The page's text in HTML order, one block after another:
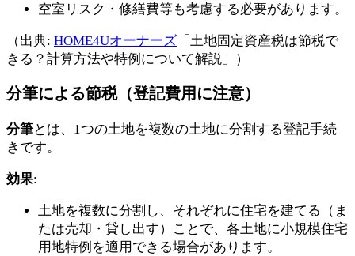
空室リスク・修繕費等も考慮する必要があります。
（出典: HOME4Uオーナーズ 「土地固定資産税は節税で
きる？計算方法や特例について解説」）
分筆による節税（登記費用に注意）
分筆とは、1つの土地を複数の土地に分割する登記手続
きです。
効果:
土地を複数に分割し、それぞれに住宅を建てる（ま
たは売却・貸し出す）ことで、各土地に小規模住宅
用地特例を適用できる場合があります。